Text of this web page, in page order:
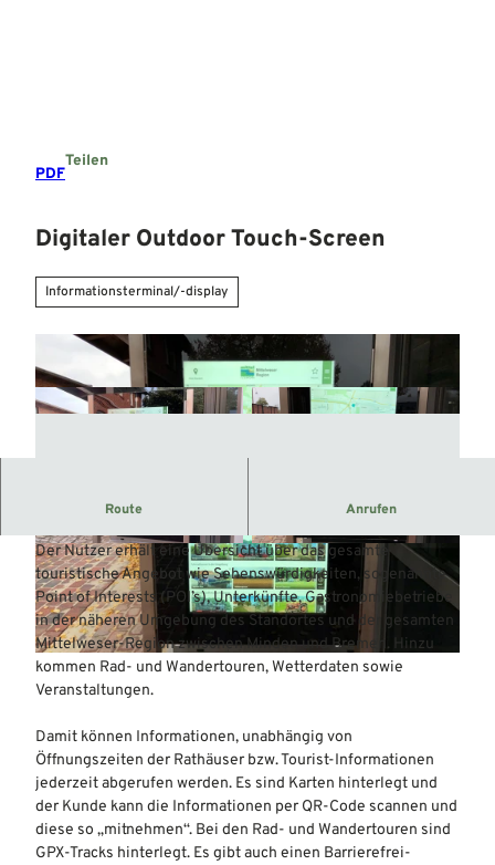
PDF
Teilen
Digitaler Outdoor Touch-Screen
Informationsterminal/-display
© Mittelweser-Touristik GmbH |CC-BY
© Mittelweser-Touristik GmbH | CC-BY © Mittelweser-Touristik GmbH | CC-BY
Route Anrufen
Informationen über die Mittelweser-Region für Gäste und
Der Nutzer erhält eine Übersicht über das gesamte
touristische Angebot wie Sehenswürdigkeiten, sogenannte
Point of Interests (POI’s), Unterkünfte, Gastronomiebetriebe
in der näheren Umgebung des Standortes und der gesamten
Mittelweser-Region zwischen Minden und Bremen. Hinzu
kommen Rad- und Wandertouren, Wetterdaten sowie
Veranstaltungen.
Damit können Informationen, unabhängig von
Öffnungszeiten der Rathäuser bzw. Tourist-Informationen
jederzeit abgerufen werden. Es sind Karten hinterlegt und
der Kunde kann die Informationen per QR-Code scannen und
diese so „mitnehmen“. Bei den Rad- und Wandertouren sind
GPX-Tracks hinterlegt. Es gibt auch einen Barrierefrei-